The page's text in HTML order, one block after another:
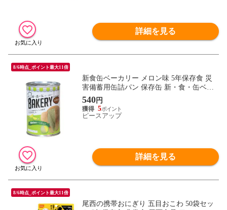
詳細を見る
8/6時点_ポイント最大11倍
新食缶ベーカリー メロン味 5年保存食 災
害備蓄用缶詰パン 保存缶 新・食・缶ベー
カリー 保存パン 缶入りパン 非常食セット
保存食セット 防災グッズ 防災セット 長期
保存食 非常用 美味しい防災食
540円
5
ピースアップ
詳細を見る
8/6時点_ポイント最大11倍
尾西の携帯おにぎり 五目おこわ 50袋セッ